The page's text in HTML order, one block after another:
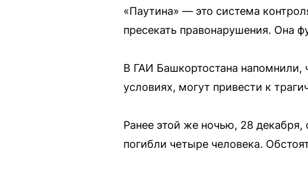
«Паутина» — это система
пресекать правонарушения. Она
В ГАИ Башкортостана напомнили,
условиях, могут привести к
Ранее этой же ночью, 28
погибли четыре человека.